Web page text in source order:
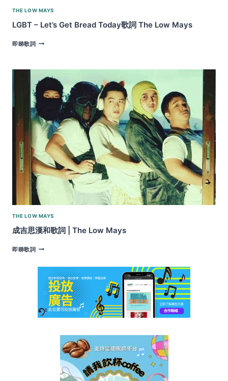
神
歌
LOW
THE LOW MAYS
LGBT – Let’s Get Bread Today歌詞 The Low Mays
即睇歌詞LGBT
BREAD
TODAY
歌
詞
THE
LOW
MAYS
THE LOW MAYS
成吉思漢和歌詞 | The Low Mays
即睇歌詞成
THE